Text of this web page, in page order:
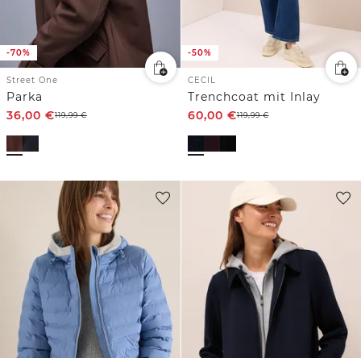
-70%
Street One
Parka
36,00 €119,99€
-50%
CECIL
Trenchcoat mit Inlay
60,00 €119,99€